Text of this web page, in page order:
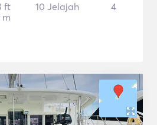
ft
m
10 Jelajah 4